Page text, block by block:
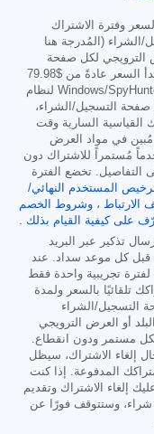
وفترة الاشتراك
(المُدرجة هنا
الترويجي لكل صفحة
السعر عادةً من $79.98
أمريكياً كل ستة أشهر (SpyHunter Pro لنظام Windows/SpyHunter لنظام
التسجيل/الشراء،
القياسية السارية وقت
مُبين في مواد العرض
مُستمراً للاشتراك دون
التفاصيل. تخضع الفترة
ترخيص المستخدم النهائي/
، وشروط الخصم
على كيفية القيام بذلك .
تذكير عبر البريد
قبل كل موعد سداد. عند
تجريبية واحدة فقط
تلقائيًا بالسعر ولمدة
التسجيل/الشراء
أو العرض الترويجي
مستمر ودون انقطاع.
إلغاء الاشتراك، سيظل
المدفوعة. إذا كنت
إلغاء الاشتراك وتقديم
آخر عملية شراء، وستتوقف فورًا عن